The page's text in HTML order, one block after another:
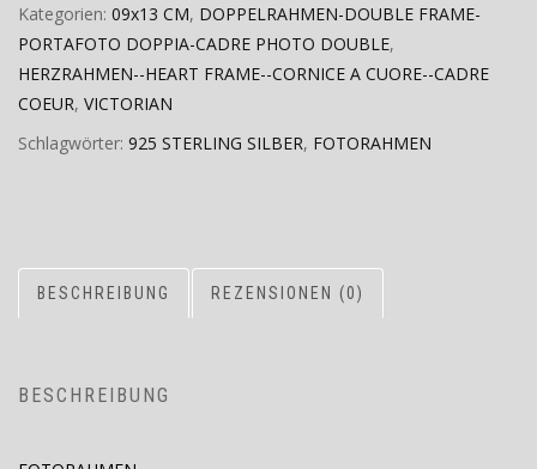
Kategorien: 09x13 CM, DOPPELRAHMEN-DOUBLE FRAME-
PORTAFOTO DOPPIA-CADRE PHOTO DOUBLE,
HERZRAHMEN--HEART FRAME--CORNICE A CUORE--CADRE
COEUR, VICTORIAN
Schlagwörter: 925 STERLING SILBER, FOTORAHMEN
BESCHREIBUNG REZENSIONEN (0)
BESCHREIBUNG